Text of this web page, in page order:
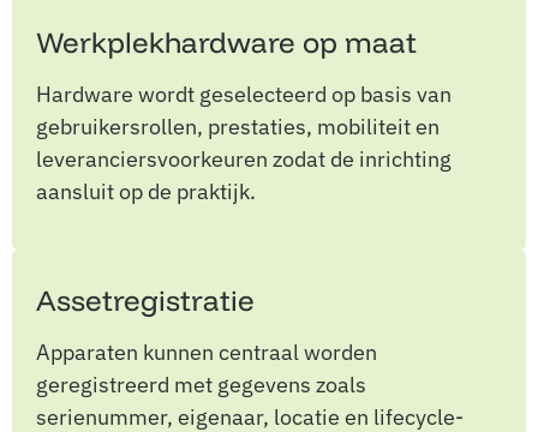
Werkplekhardware op maat
Hardware wordt geselecteerd op basis van
gebruikersrollen, prestaties, mobiliteit en
leveranciersvoorkeuren zodat de inrichting
aansluit op de praktijk.
Assetregistratie
Apparaten kunnen centraal worden
geregistreerd met gegevens zoals
serienummer, eigenaar, locatie en lifecycle-